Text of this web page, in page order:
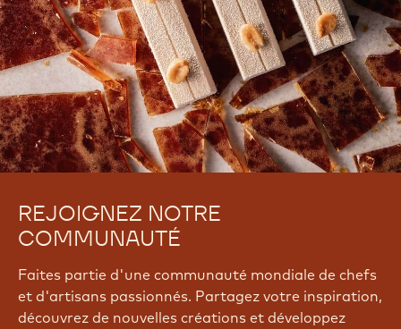
w
S
G
r
A
u
O
w
REJOIGNEZ NOTRE
COMMUNAUTÉ
Faites partie d'une communauté mondiale de chefs
et d'artisans passionnés. Partagez votre inspiration,
découvrez de nouvelles créations et développez